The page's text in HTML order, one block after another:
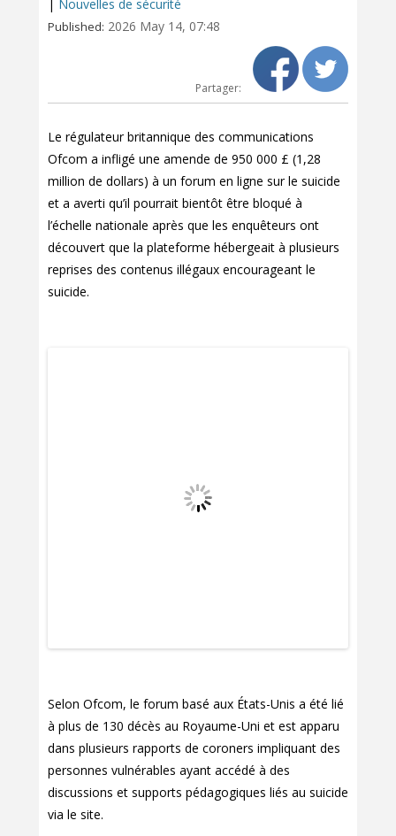
| Nouvelles de sécurité
Published: 2026 May 14, 07:48
Partager:
Le régulateur britannique des communications
Ofcom a infligé une amende de 950 000 £ (1,28
million de dollars) à un forum en ligne sur le suicide
et a averti qu’il pourrait bientôt être bloqué à
l’échelle nationale après que les enquêteurs ont
découvert que la plateforme hébergeait à plusieurs
reprises des contenus illégaux encourageant le
suicide.
Selon Ofcom, le forum basé aux États-Unis a été lié
à plus de 130 décès au Royaume-Uni et est apparu
dans plusieurs rapports de coroners impliquant des
personnes vulnérables ayant accédé à des
discussions et supports pédagogiques liés au suicide
via le site.